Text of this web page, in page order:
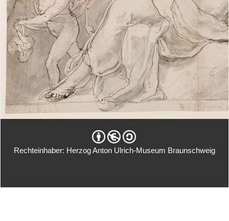
Rechteinhaber: Herzog Anton Ulrich-Museum Braunschweig